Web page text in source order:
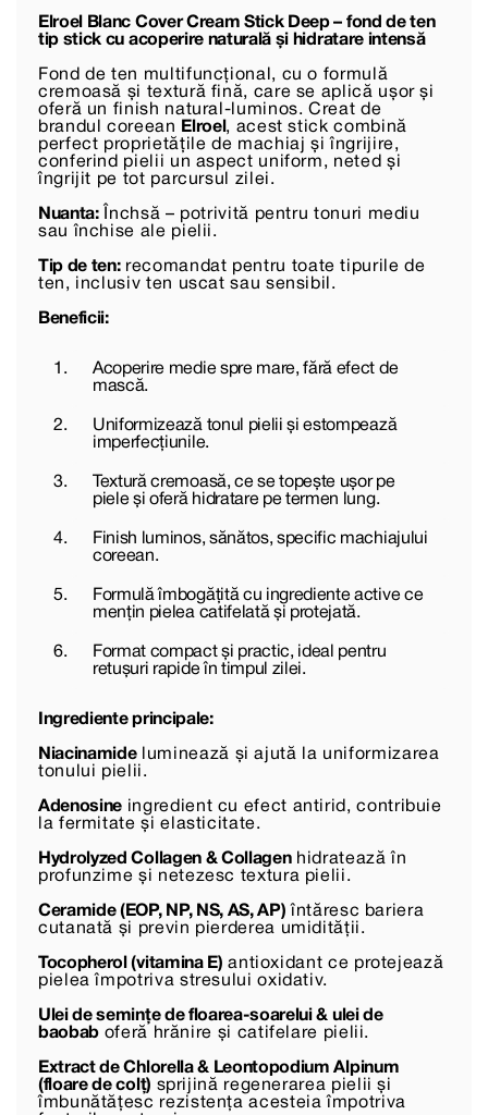
Elroel Blanc Cover Cream Stick Deep – fond de ten
tip stick cu acoperire naturală și hidratare intensă
Fond de ten multifuncțional, cu o formulă
cremoasă și textură fină, care se aplică ușor și
oferă un finish natural-luminos. Creat de
brandul coreean
Elroel , acest stick combină
perfect proprietățile de machiaj și îngrijire,
conferind pielii un aspect uniform, neted și
îngrijit pe tot parcursul zilei.
Nuanta:Închsă – potrivită pentru tonuri mediu
sau închise ale pielii.
Tip de ten:recomandat pentru toate tipurile de
ten, inclusiv ten uscat sau sensibil.
Beneficii:
Acoperire medie spre mare, fără efect de
mască.
Uniformizează tonul pielii și estompează
imperfecțiunile.
Textură cremoasă, ce se topește ușor pe
piele și oferă hidratare pe termen lung.
Finish luminos, sănătos, specific machiajului
coreean.
Formulă îmbogățită cu ingrediente active ce
mențin pielea catifelată și protejată.
Format compact și practic, ideal pentru
retușuri rapide în timpul zilei.
Ingrediente principale:
Niacinamideluminează și ajută la uniformizarea
tonului pielii.
Adenosine ingredient cu efect antirid, contribuie
la fermitate și elasticitate.
Hydrolyzed Collagen & Collagenhidratează în
profunzime și netezesc textura pielii.
Ceramide (EOP, NP, NS, AS, AP) întăresc bariera
cutanată și previn pierderea umidității.
Tocopherol (vitamina E) antioxidant ce protejează
pielea împotriva stresului oxidativ.
Ulei de semințe de floarea-soarelui & ulei de
baobab oferă hrănire și catifelare pielii.
Extract de Chlorella & Leontopodium Alpinum
(floare de colț) sprijină regenerarea pielii și
îmbunătățesc rezistența acesteia împotriva